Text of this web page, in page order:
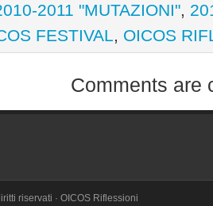
2011 "MUTAZIONI",
FESTIVAL, OICOS
Comments are
riservati · OICOS Riflessioni